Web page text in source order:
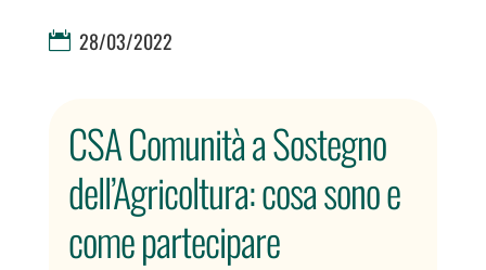
28/03/2022
CSA Comunità a Sostegno
dell’Agricoltura: cosa sono e
come partecipare